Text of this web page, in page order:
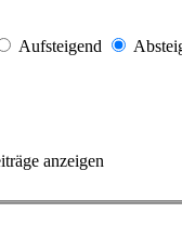
Aufsteigend
anzeigen